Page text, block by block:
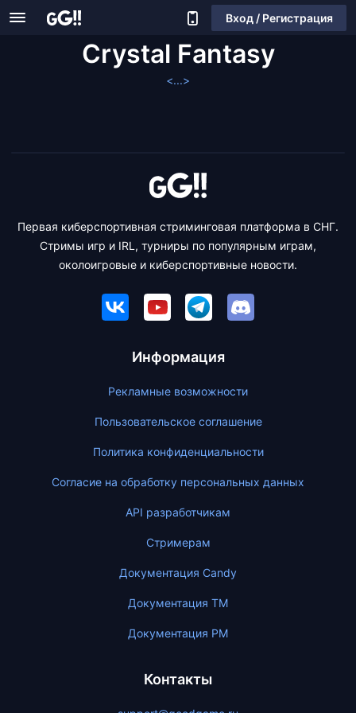
Вход / Регистрация
Crystal Fantasy
<...>
Первая киберспортивная стриминговая платформа в СНГ.
Стримы игр и IRL, турниры по популярным играм,
околоигровые и киберспортивные новости.
Информация
Рекламные возможности
Пользовательское соглашение
Политика конфиденциальности
Согласие на обработку персональных данных
API разработчикам
Стримерам
Документация Candy
Документация ТМ
Документация PM
Контакты